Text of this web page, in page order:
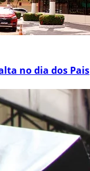
no dia dos Pais